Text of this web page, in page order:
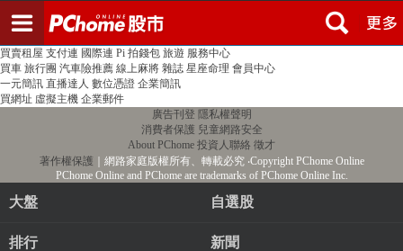
PChome首頁 線上購物 24h購物 書店
買賣租屋 支付連 國際連 Pi 拍錢包 旅遊 服務中心
買車 旅行團 汽車險推薦 線上麻將 雜誌 星座命理 會員中心
一元簡訊 直播達人 數位憑證 企業簡訊
買網址 虛擬主機 企業郵件
廣告刊登 隱私權聲明
消費者保護 兒童網路安全
About PChome 投資人聯絡 徵才
著作權保護 ｜網路家庭版權所有、轉載必究‧Copyright PChome Online
PChome Online and PChome are trademarks of PChome Online Inc.
大盤 自選股
排行 新聞